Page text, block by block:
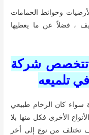
وحوائط الحمامات
، فضلاً عن ما يعطيها
تتخصص شركة
تلميعه
سواء كان الرخام طبيعي
الأخري فكل منها بلا
تختلف من نوع إلى أخر